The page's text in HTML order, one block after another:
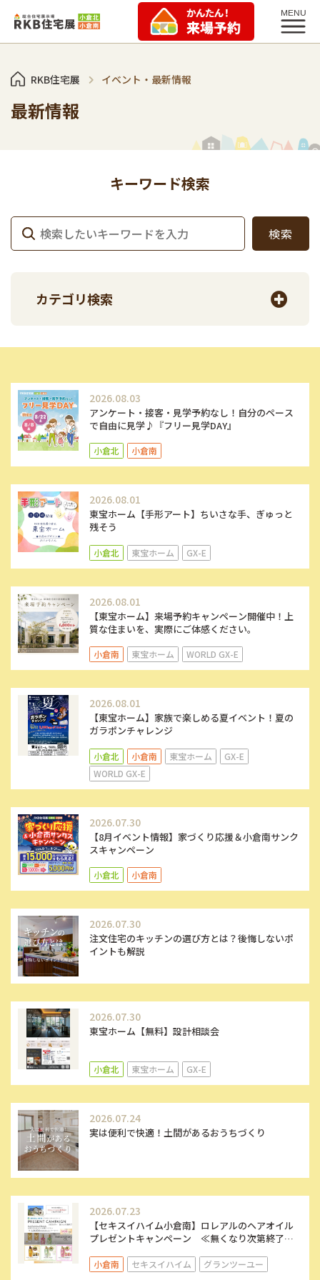
RKB住宅展 イベント・最新情報
最新情報
キーワード検索
カテゴリ検索
2026.08.03
アンケート・接客・見学予約なし！自分のペース
で自由に見学♪『フリー見学DAY』
小倉北 小倉南
2026.08.01
東宝ホーム【手形アート】ちいさな手、ぎゅっと
残そう
小倉北 東宝ホーム GX-E
2026.08.01
【東宝ホーム】来場予約キャンペーン開催中！上
質な住まいを、実際にご体感ください。
小倉南 東宝ホーム WORLD GX-E
2026.08.01
【東宝ホーム】家族で楽しめる夏イベント！夏の
ガラポンチャレンジ
小倉北 小倉南 東宝ホーム
GX-E
WORLD GX-E
2026.07.30
【8月イベント情報】家づくり応援＆小倉南サンク
スキャンペーン
小倉北 小倉南
2026.07.30
注文住宅のキッチンの選び方とは？後悔しないポ
イントも解説
2026.07.30
東宝ホーム【無料】設計相談会
小倉北 東宝ホーム GX-E
2026.07.24
実は便利で快適！土間があるおうちづくり
2026.07.23
【セキスイハイム小倉南】ロレアルのヘアオイル
プレゼントキャンペーン ≪無くなり次第終了！
小倉南 セキスイハイム グランツーユー